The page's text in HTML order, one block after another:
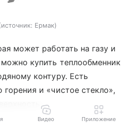
источник: Ермак
может работать на газу и
купить теплообменник
контуру. Есть
горения и «чистое стекло»,
Видео Приложение